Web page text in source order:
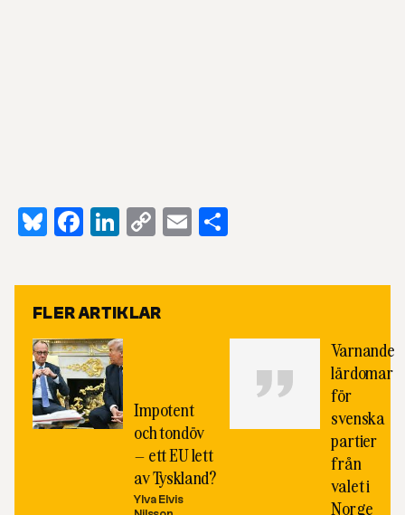
Bluesky
Facebook
LinkedIn
CopyEmail
FLER ARTIKLAR
Impotent
och tondöv
– ett EU lett
av Tyskland?
Ylva Elvis
Varnande
lärdomar
för
svenska
partier
från
valet i
Norge